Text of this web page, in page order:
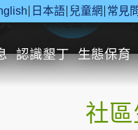
日本語 兒童網 常見
認識墾丁 生態保育
休閒遊憩
社